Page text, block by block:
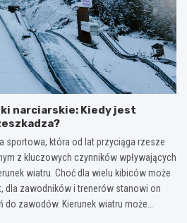
narciarskie: Kiedy jest
sportowa, która od lat przyciąga rzesze
z kluczowych czynników wpływających
wiatru. Choć dla wielu kibiców może
dla zawodników i trenerów stanowi on
zawodów. Kierunek wiatru może…